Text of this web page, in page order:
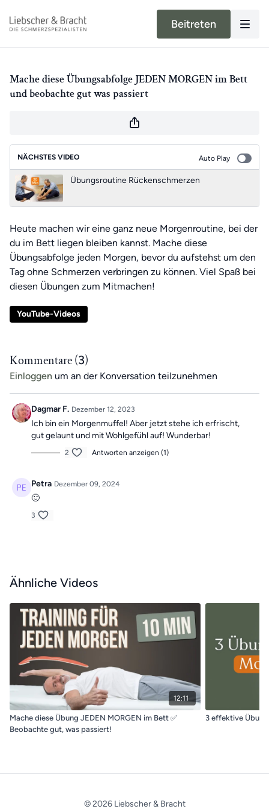
Beitreten
Mache diese Übungsabfolge JEDEN MORGEN im Bett
und beobachte gut was passiert
NÄCHSTES VIDEO Auto Play
Übungsroutine Rückenschmerzen
Heute machen wir eine ganz neue Morgenroutine, bei der
du im Bett liegen bleiben kannst. Mache diese
Übungsabfolge jeden Morgen, bevor du aufstehst um den
Tag ohne Schmerzen verbringen zu können. Viel Spaß bei
diesen Übungen zum Mitmachen!
YouTube-Videos
Kommentare (3)
Einloggen um an der Konversation teilzunehmen
Dagmar F. Dezember 12, 2023
Ich bin ein Morgenmuffel! Aber jetzt stehe ich erfrischt,
gut gelaunt und mit Wohlgefühl auf! Wunderbar!
2 Antworten anzeigen (1)
Petra Dezember 09, 2024
🙂
3
Ähnliche Videos
12:11
Mache diese Übung JEDEN MORGEN im Bett ✅
Beobachte gut, was passiert!
3 effektive
© 2026 Liebscher & Bracht